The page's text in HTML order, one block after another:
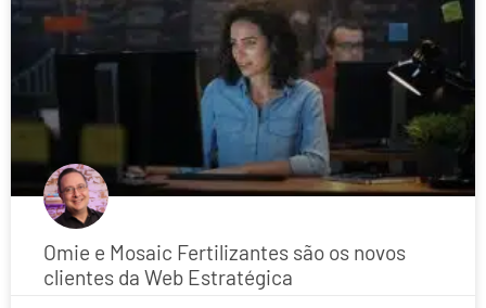
Omie e Mosaic Fertilizantes são os novos
clientes da Web Estratégica